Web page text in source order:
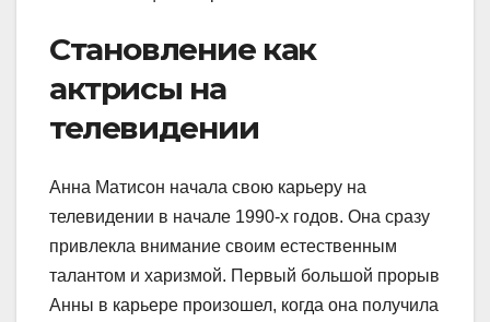
Становление как
актрисы на
телевидении
Анна Матисон начала свою карьеру на
телевидении в начале 1990-х годов. Она сразу
привлекла внимание своим естественным
талантом и харизмой. Первый большой прорыв
Анны в карьере произошел, когда она получила